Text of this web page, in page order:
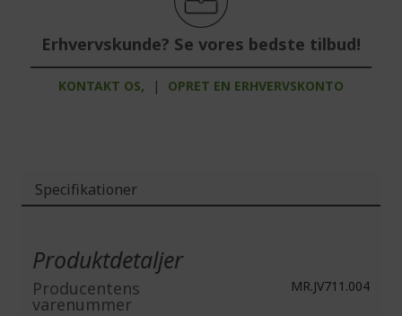
Erhvervskunde? Se vores bedste tilbud!
KONTAKT OS, | OPRET EN ERHVERVSKONTO
Specifikationer
Produktdetaljer
Producentens
varenummer
MR.JV711.004